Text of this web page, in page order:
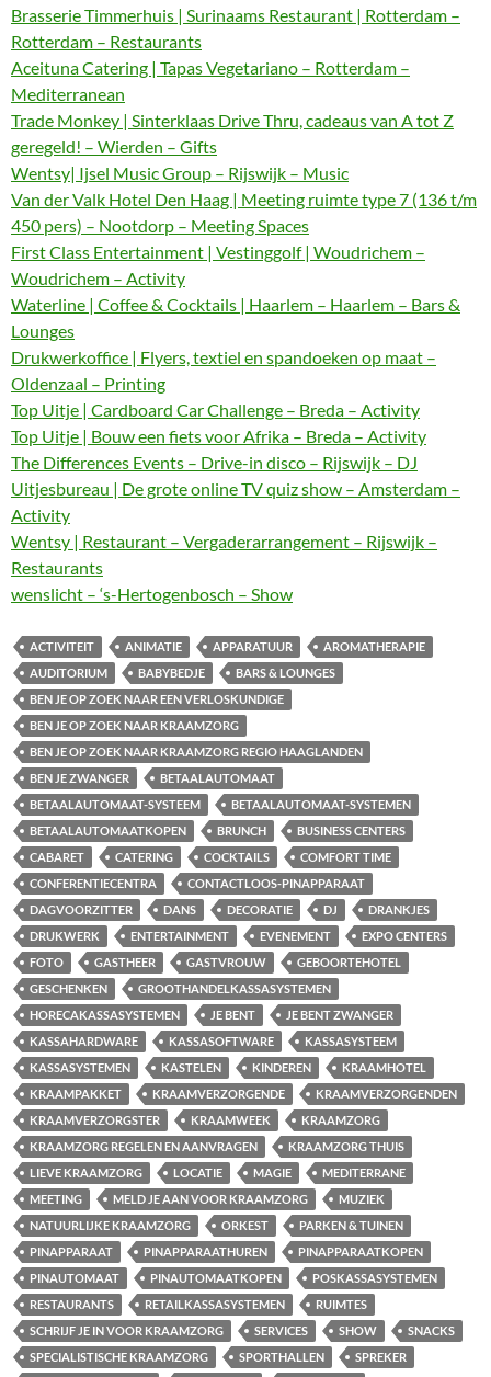
Brasserie Timmerhuis | Surinaams Restaurant | Rotterdam –
Rotterdam – Restaurants
Aceituna Catering | Tapas Vegetariano – Rotterdam –
Mediterranean
Trade Monkey | Sinterklaas Drive Thru, cadeaus van A tot Z
geregeld! – Wierden – Gifts
Wentsy| Ijsel Music Group – Rijswijk – Music
Van der Valk Hotel Den Haag | Meeting ruimte type 7 (136 t/m
450 pers) – Nootdorp – Meeting Spaces
First Class Entertainment | Vestinggolf | Woudrichem –
Woudrichem – Activity
Waterline | Coffee & Cocktails | Haarlem – Haarlem – Bars &
Lounges
Drukwerkoffice | Flyers, textiel en spandoeken op maat –
Oldenzaal – Printing
Top Uitje | Cardboard Car Challenge – Breda – Activity
Top Uitje | Bouw een fiets voor Afrika – Breda – Activity
The Differences Events – Drive-in disco – Rijswijk – DJ
Uitjesbureau | De grote online TV quiz show – Amsterdam –
Activity
Wentsy | Restaurant – Vergaderarrangement – Rijswijk –
Restaurants
wenslicht – ‘s-Hertogenbosch – Show
ACTIVITEIT ANIMATIE APPARATUUR
AROMATHERAPIE
AUDITORIUM
BABYBEDJE
BARS & LOUNGES
BEN JE OP ZOEK NAAR EEN VERLOSKUNDIGE
BEN JE OP ZOEK NAAR KRAAMZORG
BEN JE OP ZOEK NAAR KRAAMZORG REGIO HAAGLANDEN
BEN JE ZWANGER
BETAALAUTOMAAT
BETAALAUTOMAAT-SYSTEEM
BETAALAUTOMAAT-SYSTEMEN
BETAALAUTOMAATKOPEN
BRUNCH
BUSINESS CENTERS
CABARET
CATERING COCKTAILS
COMFORT TIME
CONFERENTIECENTRA
CONTACTLOOS-PINAPPARAAT
DAGVOORZITTER
DANS DECORATIE DJ
DRANKJES
DRUKWERK
ENTERTAINMENT EVENEMENT
EXPO CENTERS
FOTO
GASTHEER GASTVROUW
GEBOORTEHOTEL
GESCHENKEN
GROOTHANDELKASSASYSTEMEN
HORECAKASSASYSTEMEN
JE BENT
JE BENT ZWANGER
KASSAHARDWARE
KASSASOFTWARE
KASSASYSTEEM
KASSASYSTEMEN
KASTELEN KINDEREN
KRAAMHOTEL
KRAAMPAKKET
KRAAMVERZORGENDE
KRAAMVERZORGENDEN
KRAAMVERZORGSTER
KRAAMWEEK
KRAAMZORG
KRAAMZORG REGELEN EN AANVRAGEN
KRAAMZORG THUIS
LIEVE KRAAMZORG
LOCATIE MAGIE
MEDITERRANE
MEETING
MELD JE AAN VOOR KRAAMZORG
MUZIEK
NATUURLIJKE KRAAMZORG
ORKEST
PARKEN & TUINEN
PINAPPARAAT
PINAPPARAATHUREN
PINAPPARAATKOPEN
PINAUTOMAAT
PINAUTOMAATKOPEN
POSKASSASYSTEMEN
RESTAURANTS
RETAILKASSASYSTEMEN
RUIMTES
SCHRIJF JE IN VOOR KRAAMZORG
SERVICES SHOW
SNACKS
SPECIALISTISCHE KRAAMZORG
SPORTHALLEN
SPREKER